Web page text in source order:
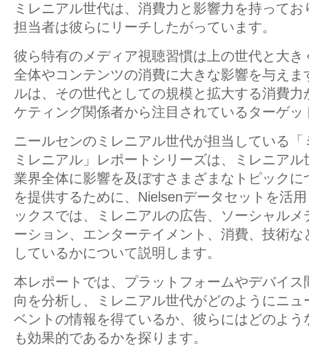
ミレニアル世代は、消費力と影響力を持って
担当者は彼らにリーチしたがっています。
彼ら特有のメディア視聴習慣は上の世代と大き
全体やコンテンツの消費に大きな影響を与えま
ルは、その世代としての規模と拡大する消費
ケティング関係者から注目されているターゲッ
ニールセンのミレニアル世代が担当している
ミレニアル」レポートシリーズは、ミレニア
業界全体に影響を及ぼすさまざまなトピックに
を提供するために、Nielsenデータセットを活
ックスでは、ミレニアルの広告、ソーシャル
ーション、エンターテイメント、消費、技術
しているかについて説明します。
本レポートでは、プラットフォームやデバイス
向を分析し、ミレニアル世代がどのようにニ
ベントの情報を得ているか、彼らにはどのよう
も効果的であるかを探ります。